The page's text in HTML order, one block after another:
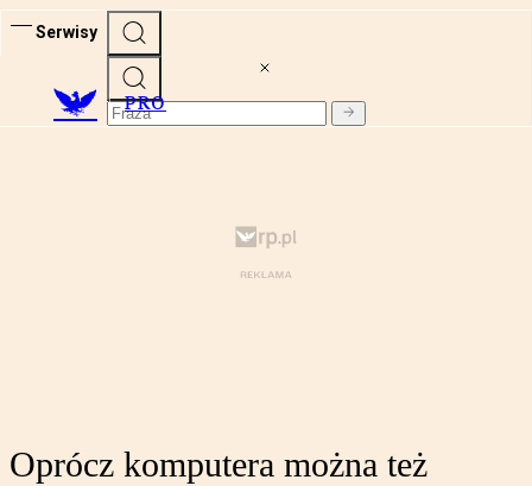
Serwisy
PRO
Oprócz komputera można też